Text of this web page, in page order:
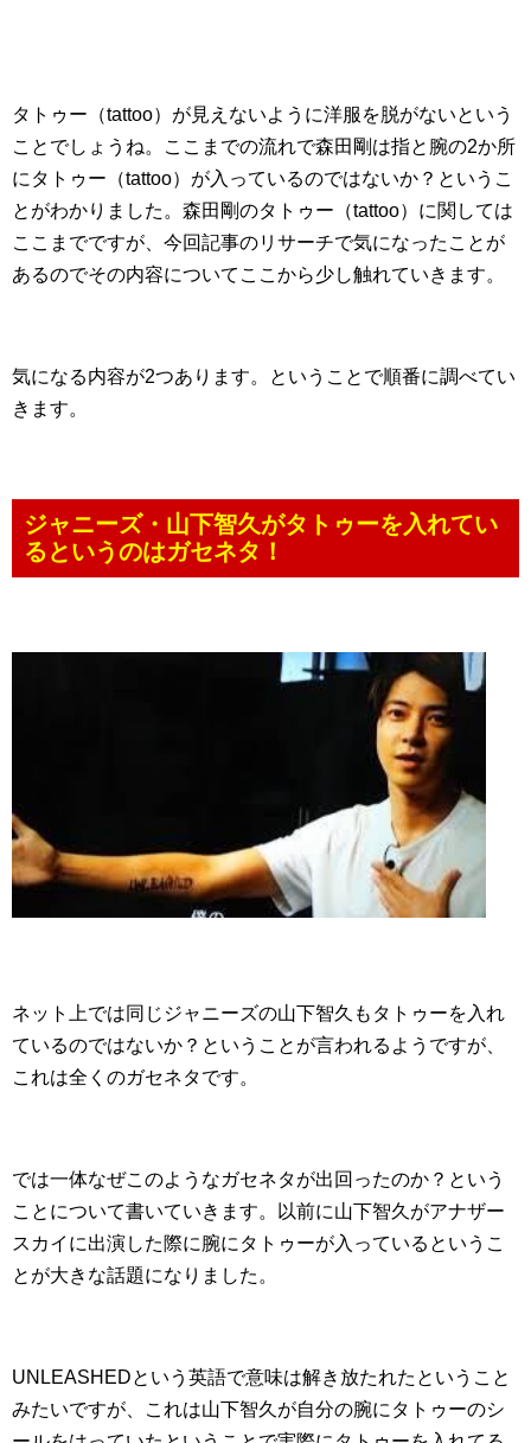
タトゥー（tattoo）が見えないように洋服を脱がないという
ことでしょうね。ここまでの流れで森田剛は指と腕の2か所
にタトゥー（tattoo）が入っているのではないか？というこ
とがわかりました。森田剛のタトゥー（tattoo）に関しては
ここまでですが、今回記事のリサーチで気になったことが
あるのでその内容についてここから少し触れていきます。
気になる内容が2つあります。ということで順番に調べてい
きます。
ジャニーズ・山下智久がタトゥーを入れてい
るというのはガセネタ！
ネット上では同じジャニーズの山下智久もタトゥーを入れ
ているのではないか？ということが言われるようですが、
これは全くのガセネタです。
では一体なぜこのようなガセネタが出回ったのか？という
ことについて書いていきます。以前に山下智久がアナザー
スカイに出演した際に腕にタトゥーが入っているというこ
とが大きな話題になりました。
UNLEASHEDという英語で意味は解き放たれたということ
みたいですが、これは山下智久が自分の腕にタトゥーのシ